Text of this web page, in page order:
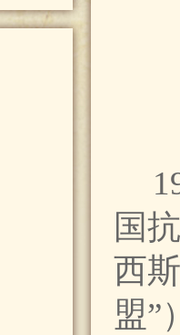
国
西
盟”